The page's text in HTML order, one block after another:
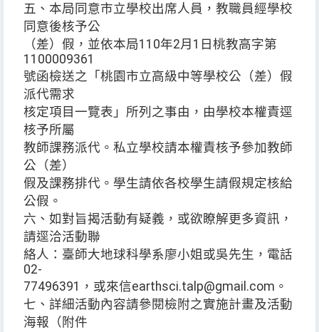
五、本局同意市立學校出席人員，教職員經學校
同意後核予公
（差）假，並依本局110年2月1日桃教高字第
1100009361
號函檢送之「桃園市立高級中等學校公（差）假
派代需求
核定項目一覽表」所列之事由，由學校本權責逕
核予所屬
教師課務派代。私立學校請本權責核予參加教師
公（差）
假及課務排代。學生請依各校學生請假規定核給
公假。
六、如對旨揭活動有疑義，或欲瞭解更多資訊，
請逕洽活動聯
絡人：臺師大地球科學系廖小姐或吳先生，電話
02-
77496391，或來信earthsci.talp@gmail.com。
七、詳細活動內容請參閱檢附之實施計畫及活動
海報（附件